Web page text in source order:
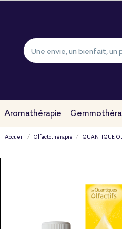
Aromathérapie
Accueil Olfactothérapie QUANTIQUE